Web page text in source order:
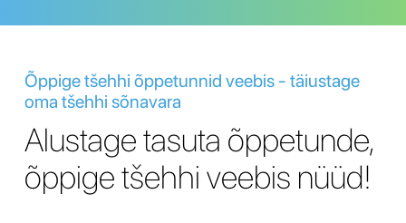
Õppige tšehhi õppetunnid veebis - täiustage
oma tšehhi sõnavara
Alustage tasuta õppetunde,
õppige tšehhi veebis nüüd!